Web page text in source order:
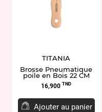
TITANIA
Brosse Pneumatique
poile en Bois 22 CM
Prix
16,900 TND
Ajouter au panier